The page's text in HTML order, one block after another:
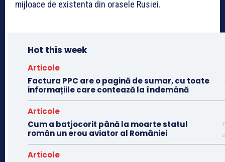
mijloace de existenta din orasele Rusiei.
Hot this week
Articole
Factura PPC are o pagină de sumar, cu toate
informațiile care contează la îndemână
Articole
Cum a batjocorit până la moarte statul
român un erou aviator al României
Articole